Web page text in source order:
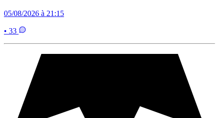
05/08/2026 à 21:15
• 33